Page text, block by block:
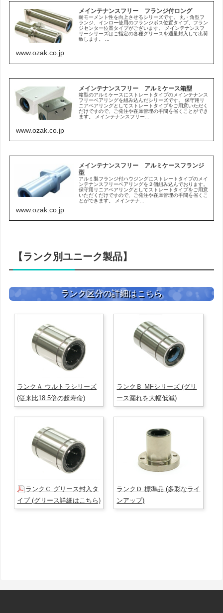
メインテナンスフリー フランジ付ロング
耐モーメント性を向上させるシリーズです。 丸・角型フ
ランジ、インロー使用のフランジボス位置タイプ、フラン
ジセンター位置タイプがございます。 メインテナンスフ
リーシリーズはご指定の各種グリースを適量封入して出荷
致します。 ...
www.ozak.co.jp
メインテナンスフリー アルミケース箱型
箱型のアルミケースにストレートタイプのメインテナンス
フリーベアリングを組み込んだシリーズです。 保守用リ
ニアベアリングとしてストレートタイプをご用意いただく
だけですので、ご発注や在庫管理の手間を省くことができ
ます。 メインテナンスフリー...
www.ozak.co.jp
メインテナンスフリー アルミケースフランジ
型
アルミ製フランジ付ハウジングにストレートタイプのメイ
ンテナンスフリーベアリングを２個組み込んでおります。
保守用リニアベアリングとしてストレートタイプをご用意
いただくだけですので、ご発注や在庫管理の手間を省くこ
とができます。 メインテナ...
www.ozak.co.jp
【ランク別ユニーク製品】
ランク区分の詳細はこちら
ランクＡ ウルトラシリーズ
(従来比18.5倍の超寿命)
ランクＢ MFシリーズ (グリ
ース漏れを大幅低減)
ランクＣ グリース封入タ
イプ (グリース詳細はこちら)
ランクＤ 標準品 (多彩なライ
ンアップ)